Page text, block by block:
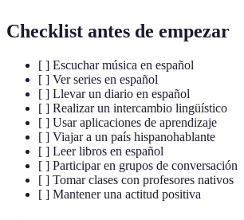
Checklist antes de empezar
[ ] Escuchar música en español
[ ] Ver series en español
[ ] Llevar un diario en español
[ ] Realizar un intercambio lingüístico
[ ] Usar aplicaciones de aprendizaje
[ ] Viajar a un país hispanohablante
[ ] Leer libros en español
[ ] Participar en grupos de conversación
[ ] Tomar clases con profesores nativos
[ ] Mantener una actitud positiva